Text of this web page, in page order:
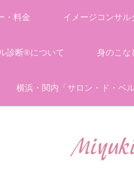
・料金 イメージコンサル
診断®について 身のこな
横浜・関内「サロン・ド・ベ